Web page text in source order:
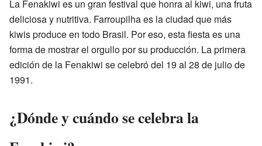
La Fenakiwi es un gran festival que honra al kiwi, una fruta
deliciosa y nutritiva. Farroupilha es la ciudad que más
kiwis produce en todo Brasil. Por eso, esta fiesta es una
forma de mostrar el orgullo por su producción. La primera
edición de la Fenakiwi se celebró del 19 al 28 de julio de
1991.
¿Dónde y cuándo se celebra la